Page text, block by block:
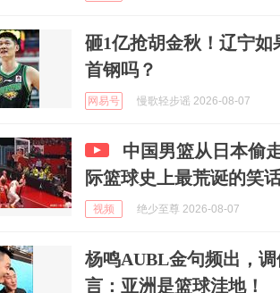
砸1亿抢胡金秋！辽宁
首钢吗？
网易号 慢歌轻步谣 2026-08-07
中国男篮从日本偷
际篮球史上最荒诞的笑
视频 绝少至尊 2026-08-07
杨鸣AUBL金句频出，
言：亚洲是篮球洼地！